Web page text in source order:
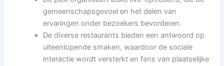
gemeenschapsgevoel en het delen van
ervaringen onder bezoekers bevorderen.
De diverse restaurants bieden een antwoord op
uiteenlopende smaken, waardoor de sociale
interactie wordt versterkt en fans van plaatselijke